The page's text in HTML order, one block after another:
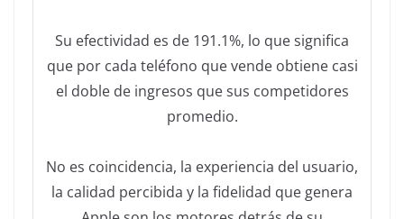
Su efectividad es de 191.1%, lo que significa
que por cada teléfono que vende obtiene casi
el doble de ingresos que sus competidores
promedio.
No es coincidencia, la experiencia del usuario,
la calidad percibida y la fidelidad que genera